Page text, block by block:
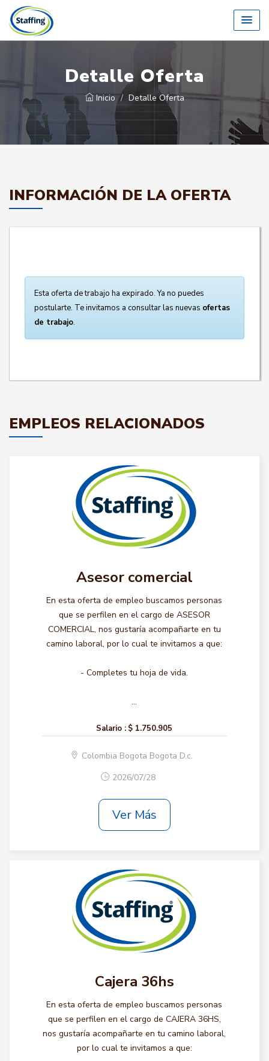
Detalle Oferta
Inicio Detalle Oferta
INFORMACIÓN DE LA OFERTA
Esta oferta de trabajo ha expirado. Ya no puedes
postularte. Te invitamos a consultar las nuevas ofertas
de trabajo.
EMPLEOS RELACIONADOS
Asesor comercial
En esta oferta de empleo buscamos personas
que se perfilen en el cargo de ASESOR
COMERCIAL, nos gustaría acompañarte en tu
camino laboral, por lo cual te invitamos a que:
- Completes tu hoja de vida.
...
Salario : $ 1.750.905
Colombia Bogota Bogota D.c.
2026/07/28
Ver Más
Cajera 36hs
En esta oferta de empleo buscamos personas
que se perfilen en el cargo de CAJERA 36HS,
nos gustaría acompañarte en tu camino laboral,
por lo cual te invitamos a que: